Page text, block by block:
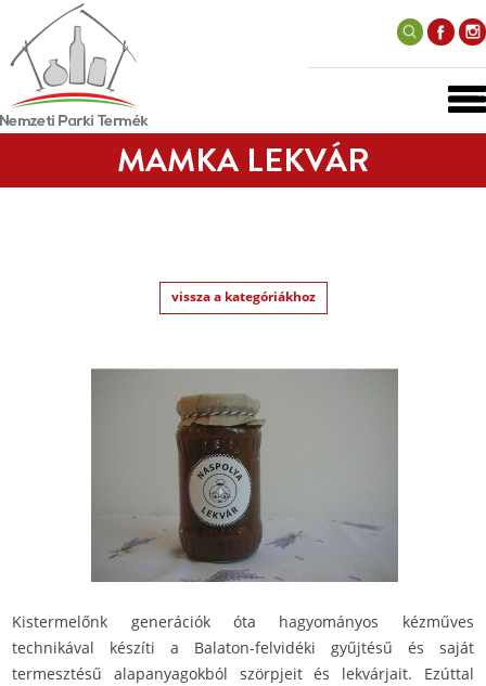
MAMKA LEKVÁR
vissza a kategóriákhoz
Kistermelőnk generációk óta hagyományos kézműves
technikával készíti a Balaton-felvidéki gyűjtésű és saját
termesztésű alapanyagokból szörpjeit és lekvárjait. Ezúttal